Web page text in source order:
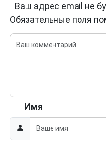
Ваш адрес email не
Обязательные поля
Имя